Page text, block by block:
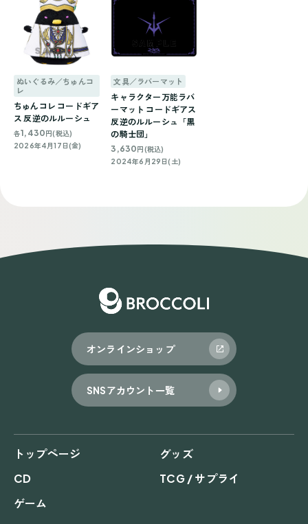
ぬいぐるみ／ちゅんコ
レ
ちゅんコレ コードギア
ス 反逆のルルーシュ
各1,430円(税込)
2026年4月17日(金)
文具／ラバーマット
キャラクター万能ラバ
ーマット コードギアス
反逆のルルーシュ「黒
の騎士団」
3,630円(税込)
2024年6月29日(土)
オンラインショップ
SNSアカウント一覧
トップページ
グッズ
CD
TCG / サプライ
ゲーム